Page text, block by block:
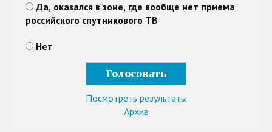
Да, оказался в зоне, где вообще нет приема
российского спутникового ТВ
Нет
Посмотреть результаты
Архив